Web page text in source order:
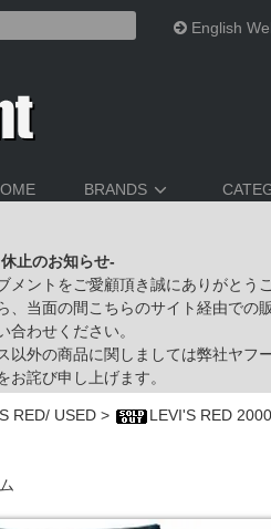
English
BRANDS
止のお知らせ-
メントをご愛顧頂き誠にありがとう
、当面の間こちらのサイト経由での
合わせください。
以外の商品に関しましては弊社ヤ
お詫び申し上げます。
RED/ USED>
LEVI'S RED 2000